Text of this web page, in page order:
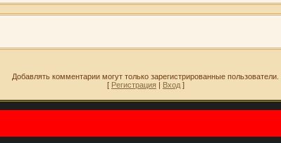
Добавлять комментарии могут только зарегистрированные пользователи.
[ Регистрация | Вход]